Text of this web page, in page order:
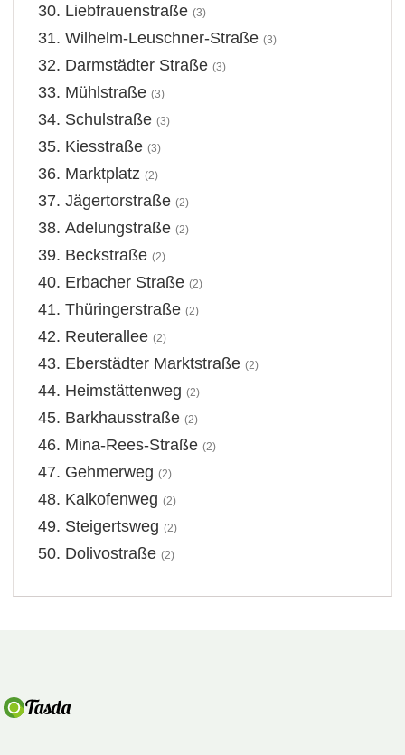
Liebfrauenstraße (3)
Wilhelm-Leuschner-Straße (3)
Darmstädter Straße (3)
Mühlstraße (3)
Schulstraße (3)
Kiesstraße (3)
Marktplatz (2)
Jägertorstraße (2)
Adelungstraße (2)
Beckstraße (2)
Erbacher Straße (2)
Thüringerstraße (2)
Reuterallee (2)
Eberstädter Marktstraße (2)
Heimstättenweg (2)
Barkhausstraße (2)
Mina-Rees-Straße (2)
Gehmerweg (2)
Kalkofenweg (2)
Steigertsweg (2)
Dolivostraße (2)